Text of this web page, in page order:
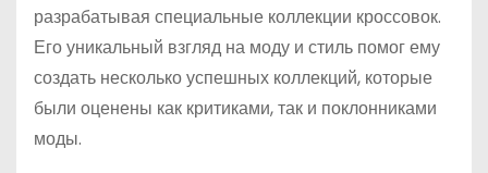
разрабатывая специальные коллекции кроссовок.
Его уникальный взгляд на моду и стиль помог ему
создать несколько успешных коллекций, которые
были оценены как критиками, так и поклонниками
моды.